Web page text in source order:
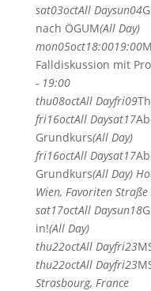
sat03octAll Daysun04
nach ÖGUM(All Day)
mon05oct18:0019:00
Falldiskussion mit
- 19:00
thu08octAll Dayfri09
fri16octAll Daysat17
Grundkurs(All Day)
fri16octAll Daysat17
Grundkurs(All Day)
Wien, Favoriten
sat17octAll Daysun18
in!(All Day)
thu22octAll Dayfri23
thu22octAll Dayfri23
Strasbourg, France